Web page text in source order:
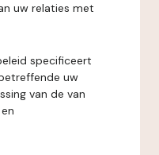
uw relaties met
specificeert
uw
van de van